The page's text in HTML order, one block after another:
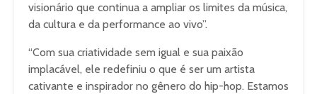
visionário que continua a ampliar os limites da música,
da cultura e da performance ao vivo”.
“Com sua criatividade sem igual e sua paixão
implacável, ele redefiniu o que é ser um artista
cativante e inspirador no gênero do hip-hop. Estamos